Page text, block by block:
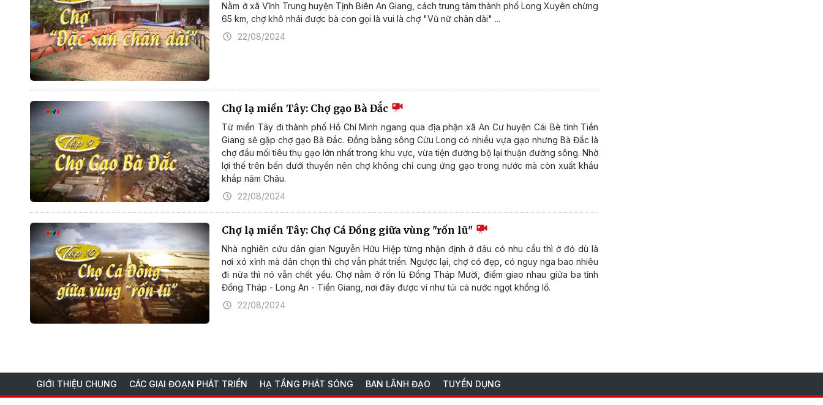
Nằm ở xã Vĩnh Trung huyện Tịnh Biên An Giang, cách trung tâm thành phố Long Xuyên chừng
65 km, chợ khô nhái được bà con gọi là vui là chợ "Vũ nữ chân dài" ...
22/08/2024
Chợ lạ miền Tây: Chợ gạo Bà Đắc
Từ miền Tây đi thành phố Hồ Chí Minh ngang qua địa phận xã An Cư huyện Cái Bè tỉnh Tiền
Giang sẽ gặp chợ gạo Bà Đắc. Đồng bằng sông Cửu Long có nhiều vựa gạo nhưng Bà Đắc là
chợ đầu mối tiêu thụ gạo lớn nhất trong khu vực, vừa tiện đường bộ lại thuận đường sông. Nhờ
lợi thế trên bến dưới thuyền nên chợ không chỉ cung ứng gạo trong nước mà còn xuất khẩu
khắp năm Châu.
22/08/2024
Chợ lạ miền Tây: Chợ Cá Đồng giữa vùng "rốn lũ"
Nhà nghiên cứu dân gian Nguyễn Hữu Hiệp từng nhận định ở đâu có nhu cầu thì ở đó dù là
nơi xó xỉnh mà dân chọn thì chợ vẫn phát triển. Ngược lại, chợ có đẹp, có nguy nga bao nhiêu
đi nữa thì nó vẫn chết yểu. Chợ nằm ở rốn lũ Đồng Tháp Mười, điểm giao nhau giữa ba tỉnh
Đồng Tháp - Long An - Tiền Giang, nơi đây được ví như túi cá nước ngọt khổng lồ.
22/08/2024
GIỚI THIỆU CHUNG CÁC GIAI ĐOẠN PHÁT TRIỂN HẠ TẦNG PHÁT SÓNG BAN LÃNH ĐẠO TUYỂN DỤNG